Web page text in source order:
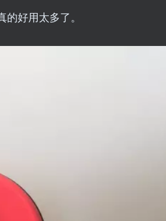
好用太多了。